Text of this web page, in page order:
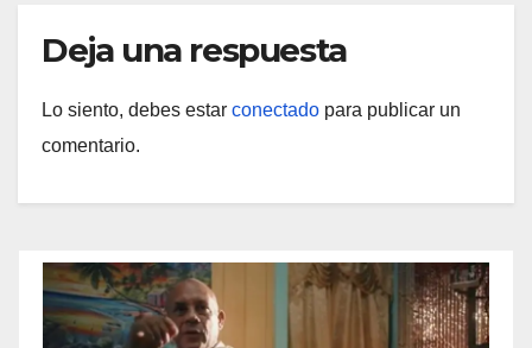
Deja una respuesta
Lo siento, debes estar conectado para publicar un
comentario.